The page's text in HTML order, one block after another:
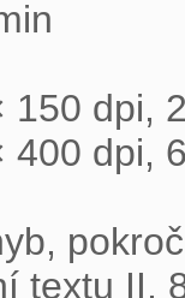
150 dpi,
400 dpi,
textu II,